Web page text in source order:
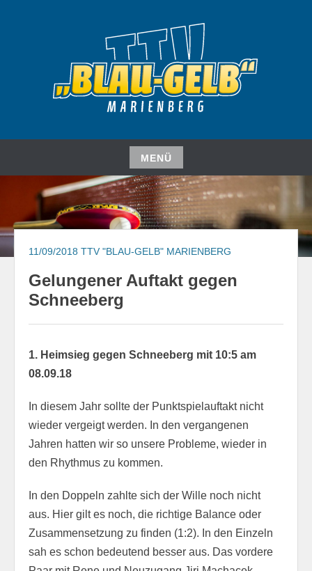
TTV "BLAU-GELB"
MARIENBERG E. V.
MENÜ
Zum
Inhalt
springen
11/09/2018 TTV "BLAU-GELB" MARIENBERG
Gelungener Auftakt gegen
Schneeberg
1. Heimsieg gegen Schneeberg mit 10:5 am
08.09.18
In diesem Jahr sollte der Punktspielauftakt nicht
wieder vergeigt werden. In den vergangenen
Jahren hatten wir so unsere Probleme, wieder in
den Rhythmus zu kommen.
In den Doppeln zahlte sich der Wille noch nicht
aus. Hier gilt es noch, die richtige Balance oder
Zusammensetzung zu finden (1:2). In den Einzeln
sah es schon bedeutend besser aus. Das vordere